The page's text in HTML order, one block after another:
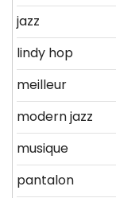
jazz
lindy hop
meilleur
modern jazz
musique
pantalon